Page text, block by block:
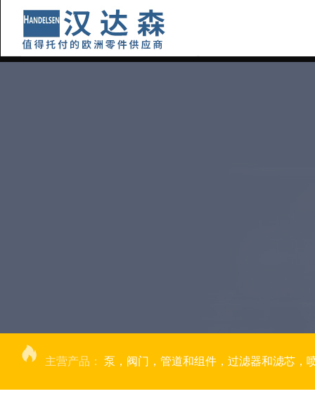
主营产品： 泵，阀门，管道和组件，过滤器和滤芯，